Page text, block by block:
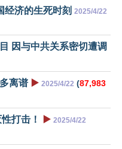
经济的生死时刻 2025/4/22
因与中共关系密切遭调
离谱 ▶️ 2025/4/22 (87,983
打击！ ▶️ 2025/4/22